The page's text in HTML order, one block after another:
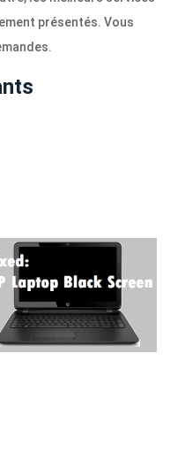
présentés. Vous